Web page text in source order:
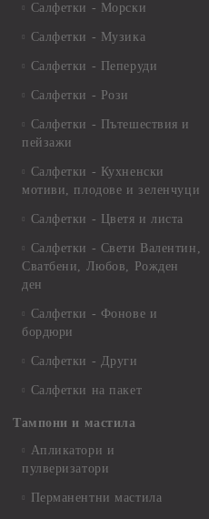
Салфетки - Морски
Салфетки - Музика
Салфетки - Пеперуди
Салфетки - Рози
Салфетки - Пътешествия и
пейзажи
Салфетки - Кухненски
мотиви, плодове и зеленчуци
Салфетки - Цветя и листа
Салфетки - Свети Валентин,
Сватбени, Любов, Рожден
ден
Салфетки - Фонове и
бордюри
Салфетки - Други
Салфетки на пакет
Тампони и мастила
Апликатори и
пулверизатори
Перманентни мастила